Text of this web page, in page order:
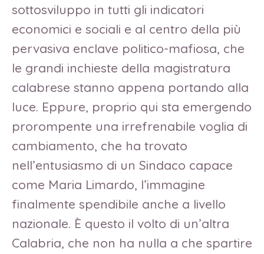
sottosviluppo in tutti gli indicatori
economici e sociali e al centro della più
pervasiva enclave politico-mafiosa, che
le grandi inchieste della magistratura
calabrese stanno appena portando alla
luce. Eppure, proprio qui sta emergendo
prorompente una irrefrenabile voglia di
cambiamento, che ha trovato
nell’entusiasmo di un Sindaco capace
come Maria Limardo, l’immagine
finalmente spendibile anche a livello
nazionale. È questo il volto di un’altra
Calabria, che non ha nulla a che spartire